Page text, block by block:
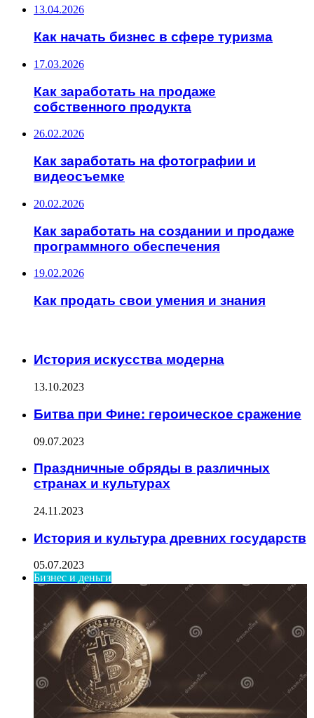
13.04.2026
Как начать бизнес в сфере туризма
17.03.2026
Как заработать на продаже
собственного продукта
26.02.2026
Как заработать на фотографии и
видеосъемке
20.02.2026
Как заработать на создании и продаже
программного обеспечения
19.02.2026
Как продать свои умения и знания
История искусства модерна
13.10.2023
Битва при Фине: героическое сражение
09.07.2023
Праздничные обряды в различных
странах и культурах
24.11.2023
История и культура древних государств
05.07.2023
Бизнес и деньги